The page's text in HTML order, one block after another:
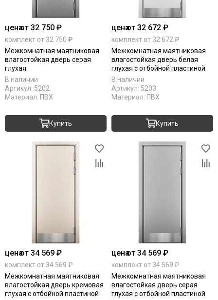
ценаот 32 750 ₽
комплект от 32 750 ₽
Межкомнатная маятниковая
влагостойкая дверь серая
глухая
В наличии
Артикул: 5202
Материал: ПВХ
Купить
ценаот 32 672 ₽
комплект от 32 672 ₽
Межкомнатная маятниковая
влагостойкая дверь белая
глухая с отбойной пластиной
В наличии
Артикул: 5203
Материал: ПВХ
Купить
ценаот 34 569 ₽
комплект от 34 569 ₽
Межкомнатная маятниковая
влагостойкая дверь кремовая
глухая с отбойной пластиной
ценаот 34 569 ₽
комплект от 34 569 ₽
Межкомнатная маятниковая
влагостойкая дверь серая
глухая с отбойной пластиной